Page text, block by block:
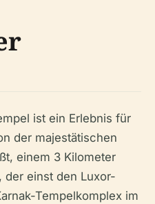
ist ein Erlebnis für
der majestätischen
einem 3 Kilometer
der einst den Luxor-
Tempelkomplex im